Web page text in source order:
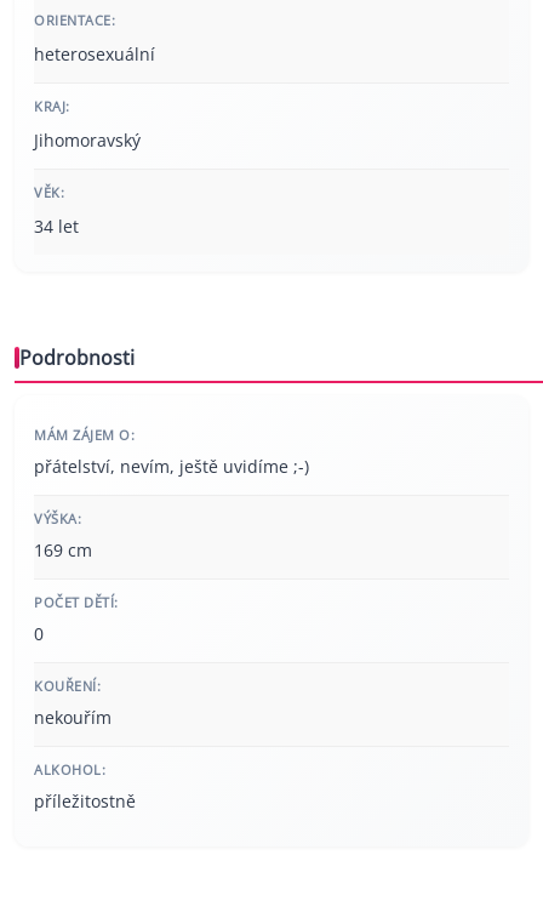
ORIENTACE:
heterosexuální
KRAJ:
Jihomoravský
VĚK:
34 let
Podrobnosti
MÁM ZÁJEM O:
přátelství, nevím, ještě uvidíme ;-)
VÝŠKA:
169 cm
POČET DĚTÍ:
0
KOUŘENÍ:
nekouřím
ALKOHOL:
příležitostně